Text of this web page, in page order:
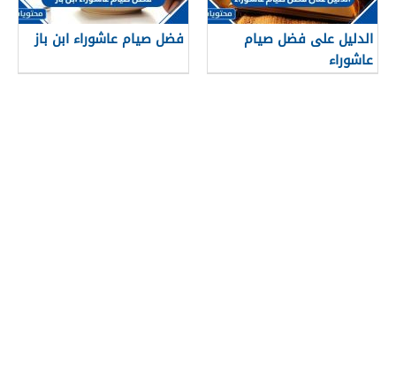
الدليل على فضل صيام
عاشوراء
فضل صيام عاشوراء ابن باز